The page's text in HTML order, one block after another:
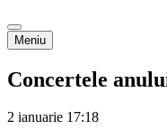
Meniu
Concertele
2 ianuarie 17:18